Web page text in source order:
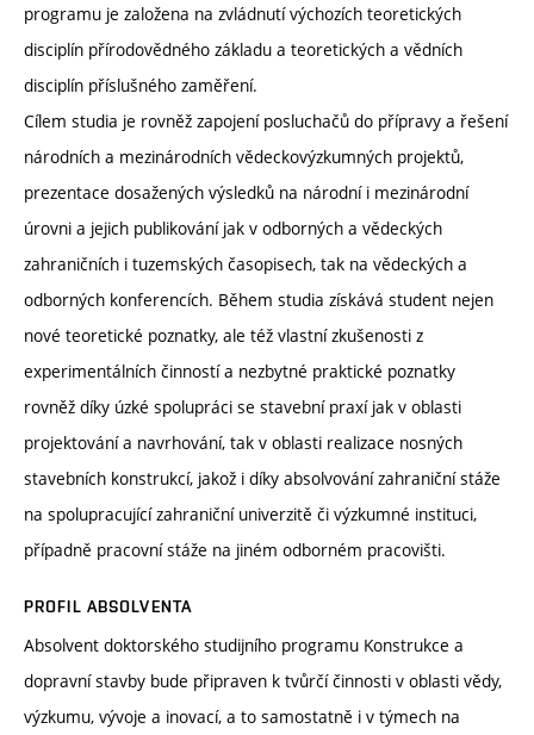
programu je založena na zvládnutí výchozích teoretických
disciplín přírodovědného základu a teoretických a vědních
disciplín příslušného zaměření.
Cílem studia je rovněž zapojení posluchačů do přípravy a řešení
národních a mezinárodních vědeckovýzkumných projektů,
prezentace dosažených výsledků na národní i mezinárodní
úrovni a jejich publikování jak v odborných a vědeckých
zahraničních i tuzemských časopisech, tak na vědeckých a
odborných konferencích. Během studia získává student nejen
nové teoretické poznatky, ale též vlastní zkušenosti z
experimentálních činností a nezbytné praktické poznatky
rovněž díky úzké spolupráci se stavební praxí jak v oblasti
projektování a navrhování, tak v oblasti realizace nosných
stavebních konstrukcí, jakož i díky absolvování zahraniční stáže
na spolupracující zahraniční univerzitě či výzkumné instituci,
případně pracovní stáže na jiném odborném pracovišti.
PROFIL ABSOLVENTA
Absolvent doktorského studijního programu Konstrukce a
dopravní stavby bude připraven k tvůrčí činnosti v oblasti vědy,
výzkumu, vývoje a inovací, a to samostatně i v týmech na